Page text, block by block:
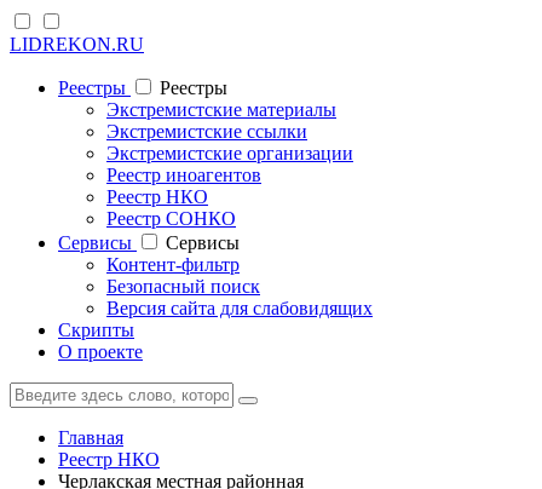
LIDREKON.RU
Реестры
Реестры
Экстремистские материалы
Экстремистские ссылки
Экстремистские организации
Реестр иноагентов
Реестр НКО
Реестр СОНКО
Cервисы
Cервисы
Контент-фильтр
Безопасный поиск
Версия сайта для слабовидящих
Скрипты
О проекте
Главная
Реестр НКО
Черлакская местная районная